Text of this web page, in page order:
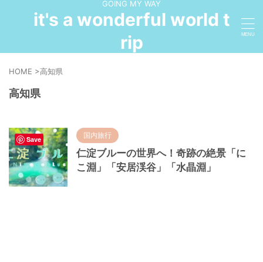
GOING MY WAY
it's a wonderful world t
rip
HOME >高知県
高知県
国内旅行
仁淀ブルーの世界へ！奇跡の絶景「に
こ淵」「安居渓谷」「水晶淵」
Save